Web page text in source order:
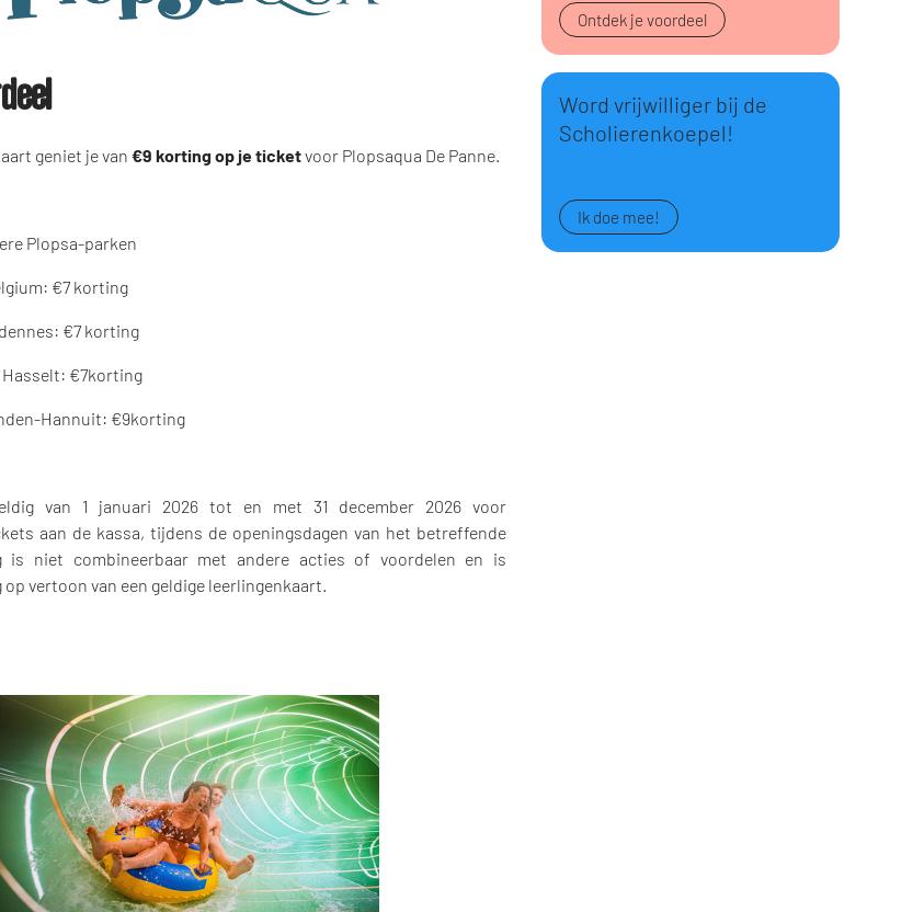
geniet je van €9 korting op je ticketvoor Plopsaqua De Panne.
Plopsa-parken
€7 korting
€7 korting
€7korting
Hannuit: €9korting
van 1 januari 2026 tot en met 31 december 2026 voor
aan de kassa, tijdens de openingsdagen van het betreffende
is niet combineerbaar met andere acties of voordelen en is
vertoon van een geldige leerlingenkaart.
Ontdek je voordeel
Word vrijwilliger bij de
Scholierenkoepel!
Ik doe mee!